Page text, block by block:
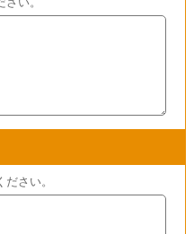
コレクション | 全155巻
| 全105巻